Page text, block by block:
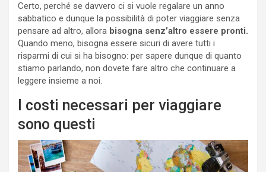
Certo, perché se davvero ci si vuole regalare un anno
sabbatico e dunque la possibilità di poter viaggiare senza
pensare ad altro, allora bisogna senz’altro essere pronti.
Quando meno, bisogna essere sicuri di avere tutti i
risparmi di cui si ha bisogno: per sapere dunque di quanto
stiamo parlando, non dovete fare altro che continuare a
leggere insieme a noi.
I costi necessari per viaggiare
sono questi